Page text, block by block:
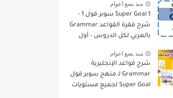
منذ بضع اعوام
Super Goal 1 سوبر قول 1 -
شرح فقرة القواعد Grammar
بالعربي لكل الدروس - أول
الأول
منذ بضع اعوام
شرح قواعد الإنجليزية
Grammar لـ منهج سوبر قول
Super Goal لجميع مستويات